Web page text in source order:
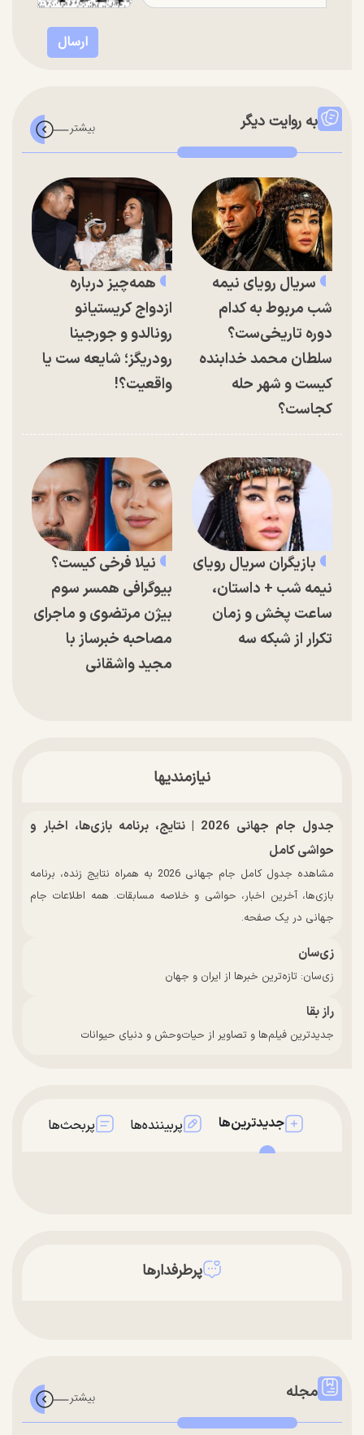
به روایت دیگر
سریال رویای نیمه
شب مربوط به کدام
دوره تاریخی‌ست؟
سلطان محمد خدابنده
کیست و شهر حله
کجاست؟
همه‌چیز درباره
ازدواج کریستیانو
رونالدو و جورجینا
رودریگز؛ شایعه ست یا
واقعیت؟!
بازیگران سریال رویای
نیمه شب + داستان،
ساعت پخش و زمان
تکرار از شبکه سه
نیلا فرخی کیست؟
بیوگرافی همسر سوم
بیژن مرتضوی و ماجرای
مصاحبه خبرساز با
مجید واشقانی
نیازمندیها
جدول جام جهانی 2026 | نتایج، برنامه بازی‌ها، اخبار و
حواشی کامل
مشاهده جدول کامل جام جهانی 2026 به همراه نتایج زنده، برنامه
بازی‌ها، آخرین اخبار، حواشی و خلاصه مسابقات. همه اطلاعات جام
جهانی در یک صفحه.
زی‌سان
زی‌سان: تازه‌ترین خبرها از ایران و جهان
راز بقا
جدیدترین فیلم‌ها و تصاویر از حیات‌وحش و دنیای حیوانات
جدیدترین‌ها پربیننده‌ها پربحث‌ها
پرطرفدارها
مجله